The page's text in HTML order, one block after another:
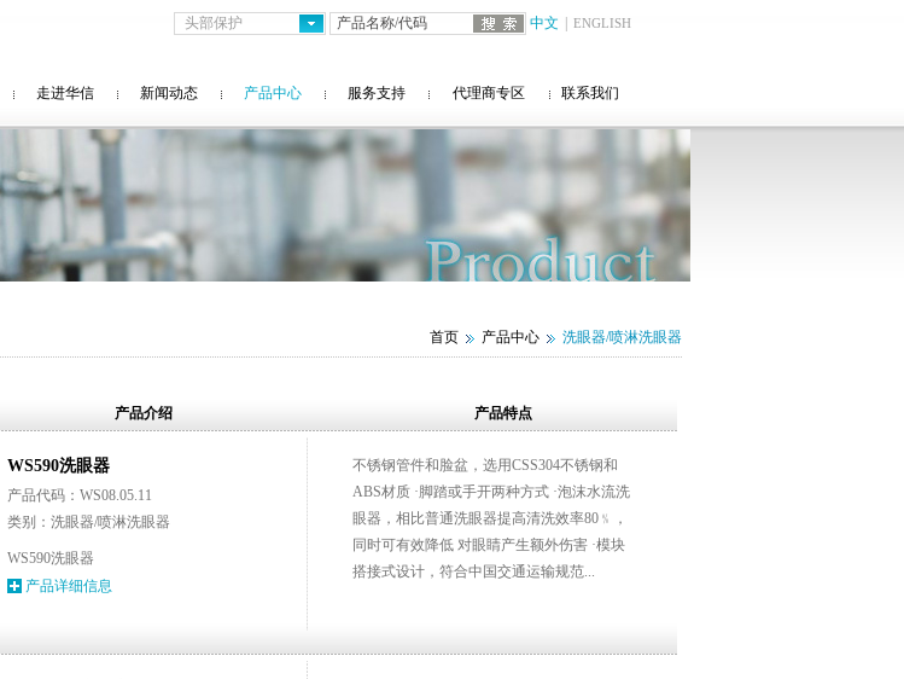
头部保护 中文 ENGLISH
走进华信 新闻动态 产品中心 服务支持 代理商专区 联系我们
首页 产品中心 洗眼器/喷淋洗眼器
产品介绍 产品特点
WS590洗眼器
产品代码：WS08.05.11
类别：洗眼器/喷淋洗眼器
WS590洗眼器
产品详细信息
不锈钢管件和脸盆，选用CSS304不锈钢和
ABS材质 ·脚踏或手开两种方式 ·泡沫水流洗
眼器，相比普通洗眼器提高清洗效率80﹪，
同时可有效降低 对眼睛产生额外伤害 ·模块
搭接式设计，符合中国交通运输规范...